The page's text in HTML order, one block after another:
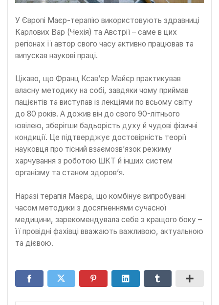
У Європі Маєр-терапію використовують здравниці
Карлових Вар (Чехія) та Австрії – саме в цих
регіонах її автор свого часу активно працював та
випускав наукові праці.
Цікаво, що Франц Ксав’єр Майєр практикував
власну методику на собі, завдяки чому приймав
пацієнтів та виступав із лекціями по всьому світу
до 80 років. А дожив він до свого 90-літнього
ювілею, зберігши бадьорість духу й чудові фізичні
кондиції. Це підтверджує достовірність теорії
науковця про тісний взаємозв’язок режиму
харчування з роботою ШКТ й інших систем
організму та станом здоров’я.
Наразі терапія Маєра, що комбінує випробувані
часом методики з досягненнями сучасної
медицини, зарекомендувала себе з кращого боку –
її провідні фахівці вважають важливою, актуальною
та дієвою.